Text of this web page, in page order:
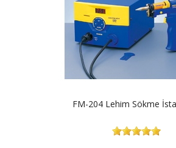
FM-204 Lehim Sökme